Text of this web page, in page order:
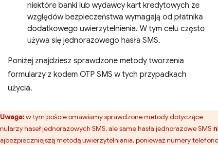
niektóre banki lub wydawcy kart kredytowych ze
względów bezpieczeństwa wymagają od płatnika
dodatkowego uwierzytelnienia. W tym celu często
używa się jednorazowego hasła SMS.
Poniżej znajdziesz sprawdzone metody tworzenia
formularzy z kodem OTP SMS w tych przypadkach
użycia.
Uwaga:w tym poście omawiamy sprawdzone metody dotyczące
haseł jednorazowych SMS, ale same hasła jednorazowe SMS
metodą uwierzytelniania, ponieważ numery